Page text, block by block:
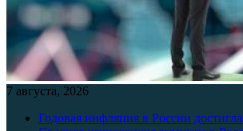
7 августа, 2026
Годовая инфляция в России